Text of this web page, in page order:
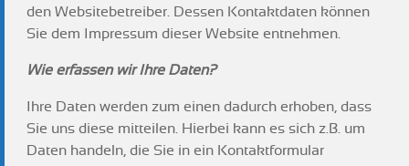
den Websitebetreiber. Dessen Kontaktdaten können
Sie dem Impressum dieser Website entnehmen.
Wie erfassen wir Ihre Daten?
Ihre Daten werden zum einen dadurch erhoben, dass
Sie uns diese mitteilen. Hierbei kann es sich z.B. um
Daten handeln, die Sie in ein Kontaktformular